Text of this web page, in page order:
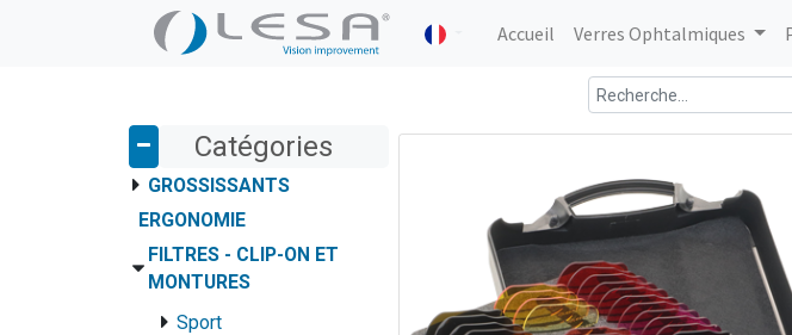
Accueil Verres Ophtalmiques
Catégories
GROSSISSANTS
ERGONOMIE
FILTRES - CLIP-ON ET
MONTURES
Sport